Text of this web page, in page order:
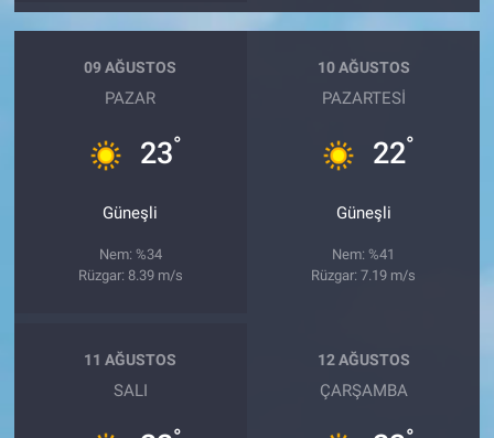
09 AĞUSTOS
PAZAR
23°
Güneşli
Nem: %34
Rüzgar: 8.39 m/s
10 AĞUSTOS
PAZARTESI
22°
Güneşli
Nem: %41
Rüzgar: 7.19 m/s
11 AĞUSTOS
SALI
12 AĞUSTOS
ÇARŞAMBA